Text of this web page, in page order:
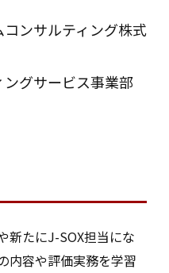
コンサルティング株式
ングサービス事業部
新たにJ-SOX担当にな
内容や評価実務を学習